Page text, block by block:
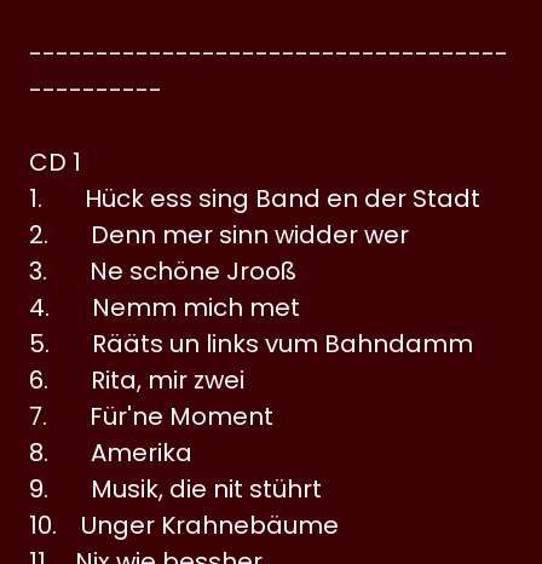
------------------------------------
----------
CD 1
1. Hück ess sing Band en der Stadt
2. Denn mer sinn widder wer
3. Ne schöne Jrooß
4. Nemm mich met
5. Rääts un links vum Bahndamm
6. Rita, mir zwei
7. Für'ne Moment
8. Amerika
9. Musik, die nit stührt
10. Unger Krahnebäume